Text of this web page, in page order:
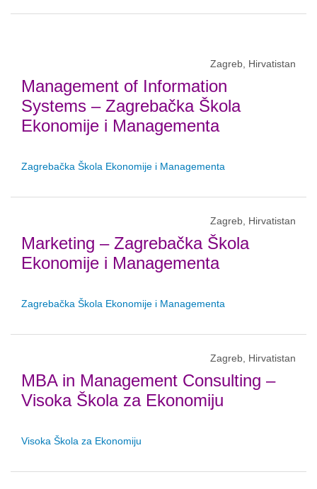
Zagreb, Hirvatistan
Management of Information
Systems – Zagrebačka Škola
Ekonomije i Managementa
Zagrebačka Škola Ekonomije i Managementa
Zagreb, Hirvatistan
Marketing – Zagrebačka Škola
Ekonomije i Managementa
Zagrebačka Škola Ekonomije i Managementa
Zagreb, Hirvatistan
MBA in Management Consulting –
Visoka Škola za Ekonomiju
Visoka Škola za Ekonomiju